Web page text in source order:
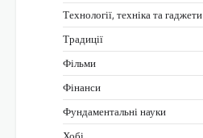
Технології, техніка та гаджети
Традиції
Фільми
Фінанси
Фундаментальні науки